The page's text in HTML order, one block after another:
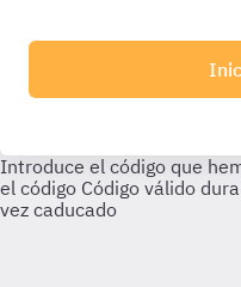
Introduce el código que
el código Código válido
vez caducado